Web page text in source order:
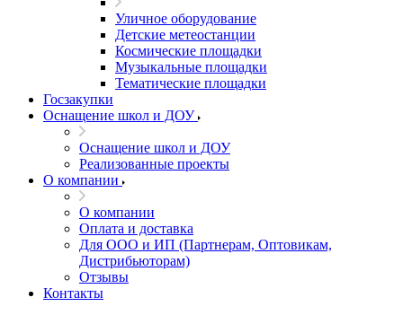
Уличное оборудование
Детские метеостанции
Космические площадки
Музыкальные площадки
Тематические площадки
Госзакупки
Оснащение школ и ДОУ
Оснащение школ и ДОУ
Реализованные проекты
О компании
О компании
Оплата и доставка
Для ООО и ИП (Партнерам, Оптовикам,
Дистрибьюторам)
Отзывы
Контакты